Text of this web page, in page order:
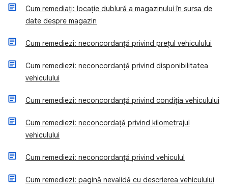
Cum remediați: locație dublură a magazinului în sursa de
date despre magazin
Cum remediezi: neconcordanță privind prețul vehiculului
Cum remediezi: neconcordanță privind disponibilitatea
vehiculului
Cum remediezi: neconcordanță privind condiția vehiculului
Cum remediezi: neconcordață privind kilometrajul
vehiculului
Cum remediezi: neconcordanță privind vehiculul
Cum remediezi: pagină nevalidă cu descrierea vehiculului